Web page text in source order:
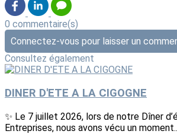
0 commentaire(s)
Connectez-vous pour laisser un
Consultez également
DINER D'ETE A LA CIGOGNE
✨ Le 7 juillet 2026, lors de notre Dîner
Entreprises, nous avons vécu un